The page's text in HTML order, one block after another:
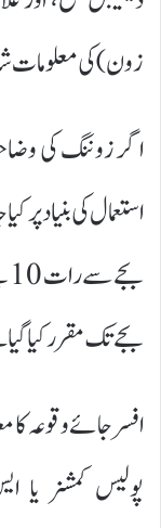
زون) کی معلومات
اگر زوننگ کی
بجے تک مقرر کیا
افسر جائے وقوعہ
پولیس کمشنر یا